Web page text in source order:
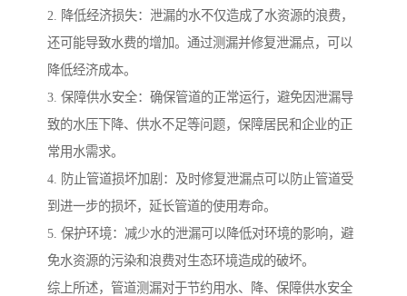
2. 降低经济损失：泄漏的水不仅造成了水资源的浪费，
还可能导致水费的增加。通过测漏并修复泄漏点，可以
降低经济成本。
3. 保障供水安全：确保管道的正常运行，避免因泄漏导
致的水压下降、供水不足等问题，保障居民和企业的正
常用水需求。
4. 防止管道损坏加剧：及时修复泄漏点可以防止管道受
到进一步的损坏，延长管道的使用寿命。
5. 保护环境：减少水的泄漏可以降低对环境的影响，避
免水资源的污染和浪费对生态环境造成的破坏。
综上所述，管道测漏对于节约用水、降、保障供水安全